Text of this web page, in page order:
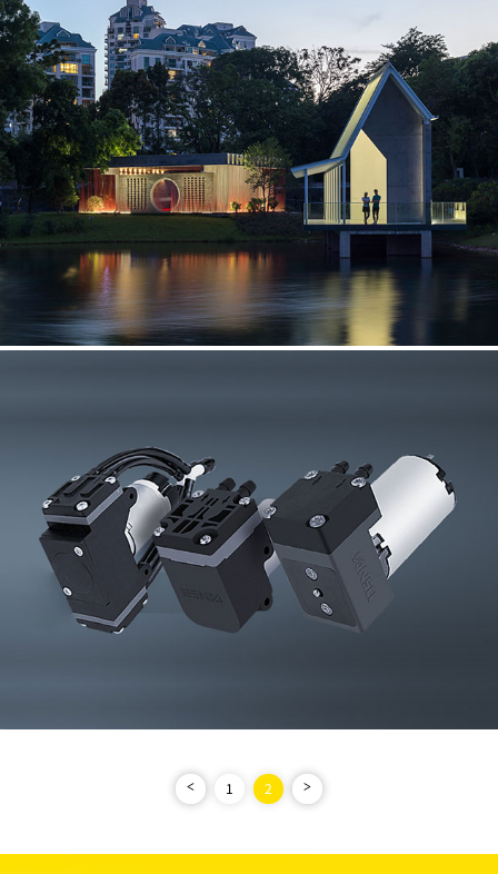
NODE
建筑设计行业英文网站建设
全球流体方案提供商中英文网站建设
< 1 2 >